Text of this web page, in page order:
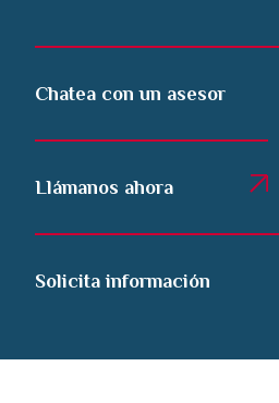
Chatea con un asesor
Llámanos ahora
Solicita información